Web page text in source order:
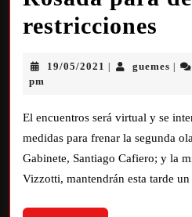
restricciones
19/05/2021 guemes
pm
El encuentros será virtual y se
medidas para frenar la segunda
Gabinete, Santiago Cafiero; y la
Vizzotti, mantendrán esta tarde